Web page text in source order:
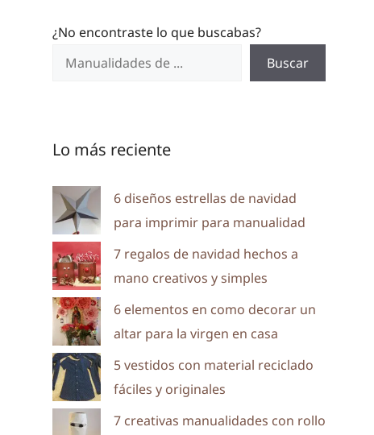
¿No encontraste lo que buscabas?
Buscar
Lo más reciente
6 diseños estrellas de navidad
para imprimir para manualidad
7 regalos de navidad hechos a
mano creativos y simples
6 elementos en como decorar un
altar para la virgen en casa
5 vestidos con material reciclado
fáciles y originales
7 creativas manualidades con rollo